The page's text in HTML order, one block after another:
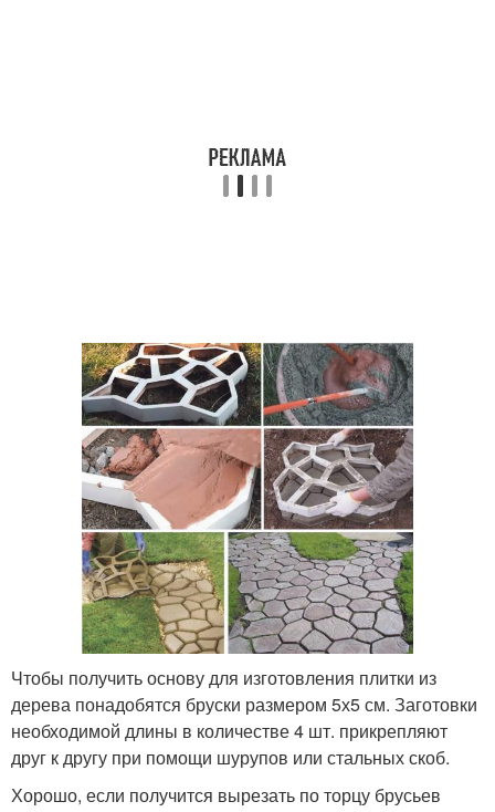
Чтобы получить основу для изготовления плитки из
дерева понадобятся бруски размером 5х5 см. Заготовки
необходимой длины в количестве 4 шт. прикрепляют
друг к другу при помощи шурупов или стальных скоб.
Хорошо, если получится вырезать по торцу брусьев